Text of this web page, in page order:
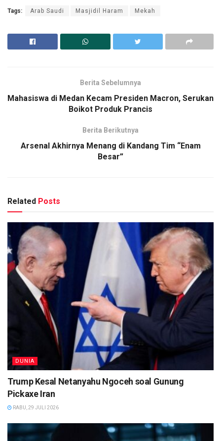
Tags: Arab Saudi Masjidil Haram Mekah
Berita Sebelumnya
Mahasiswa di Medan Kecam Presiden Macron, Serukan
Boikot Produk Prancis
Berita Berikutnya
Arsenal Akhirnya Menang di Kandang Tim “Enam
Besar”
Related Posts
DUNIA
Trump Kesal Netanyahu Ngoceh soal Gunung
Pickaxe Iran
RABU, 29 JULI 2026